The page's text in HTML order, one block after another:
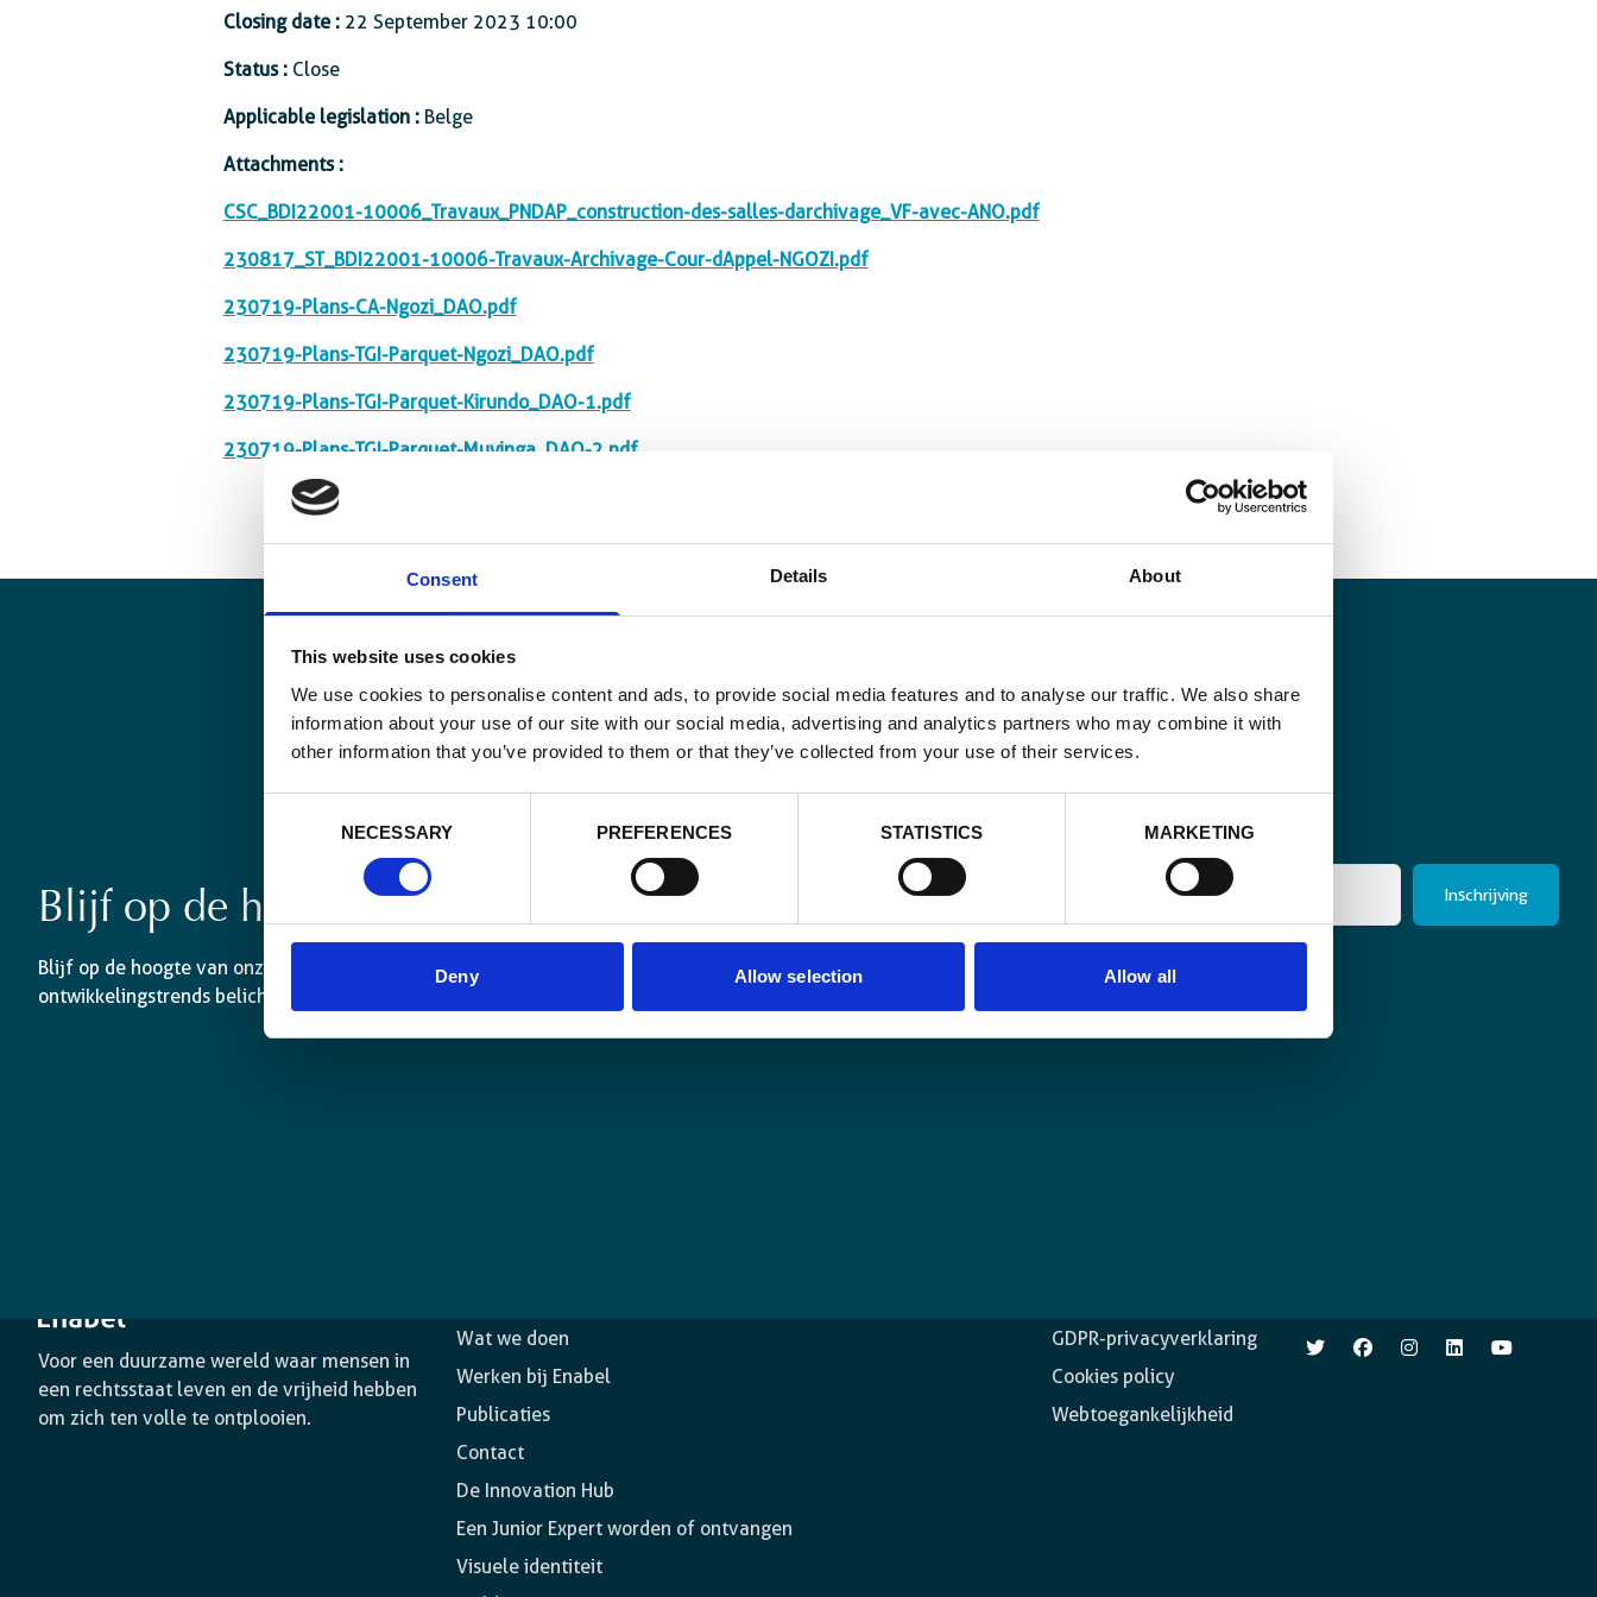
Consent Details About
This website uses cookies
We use cookies to personalise content and ads, to provide social media features and to analyse our traffic. We also share
information about your use of our site with our social media, advertising and analytics partners who may combine it with
other information that you’ve provided to them or that they’ve collected from your use of their services.
NECESSARY PREFERENCES STATISTICS MARKETING
Deny Allow selection Allow all
Closing date : 22 September 2023 10:00
Status :Close
Applicable legislation : Belge
Attachments :
CSC_BDI22001-10006_Travaux_PNDAP_construction-des-salles-darchivage_VF-avec-ANO.pdf
230817_ST_BDI22001-10006-Travaux-Archivage-Cour-dAppel-NGOZI.pdf
230719-Plans-CA-Ngozi_DAO.pdf
230719-Plans-TGI-Parquet-Ngozi_DAO.pdf
230719-Plans-TGI-Parquet-Kirundo_DAO-1.pdf
230719-Plans-TGI-Parquet-Muyinga_DAO-2.pdf
Blijf op de hoogte
Blijf op de hoogte van onze activiteiten en internationale
ontwikkelingstrends belicht vanuit Belgisch perspectief.
Email
(Vereist)
schrijf
me
(Vereist)
CAPTCHA
Voor een duurzame wereld waar mensen in
een rechtsstaat leven en de vrijheid hebben
om zich ten volle te ontplooien.
Wat we doen
Werken bij Enabel
Publicaties
Contact
De Innovation Hub
Een Junior Expert worden of ontvangen
Visuele identiteit
GDPR-privacyverklaring
Cookies policy
Webtoegankelijkheid